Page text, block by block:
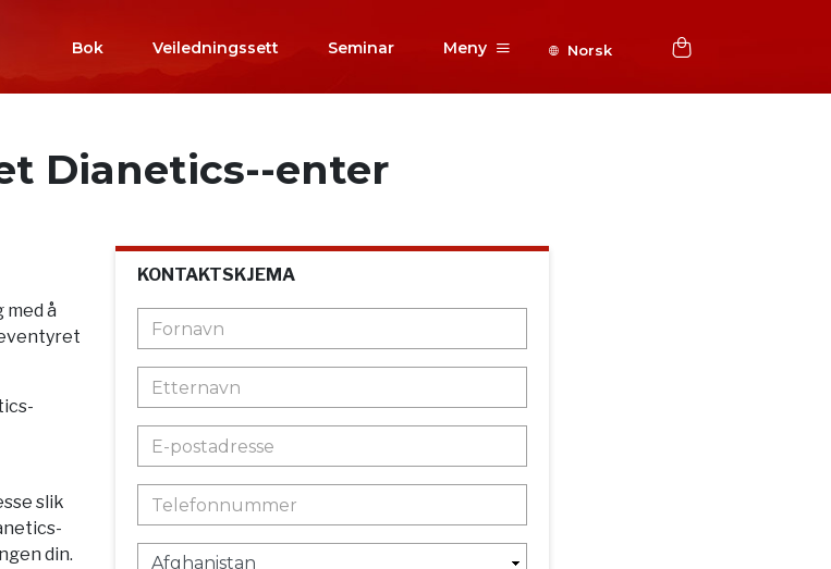
Bok Veiledningssett Seminar Meny Norsk
Dianetics--enter
å
slik
din.
KONTAKTSKJEMA